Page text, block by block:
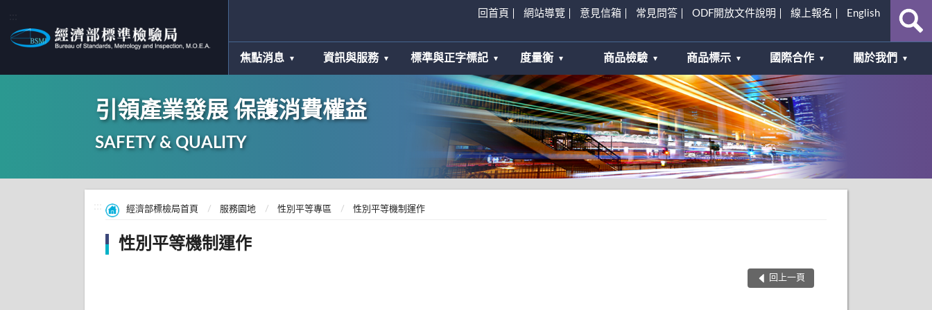
回首頁 網站導覽 意見信箱 常見問答 ODF開放文件說明 線上報名 English
焦點消息 資訊與服務 標準與正字標記 度量衡 商品檢驗 商品標示 國際合作 關於我們
引領產業發展 保護消費權益
SAFETY & QUALITY
經濟部標檢局首頁 服務園地 性別平等專區 性別平等機制運作
性別平等機制運作
回上一頁